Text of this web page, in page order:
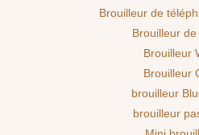
Brouilleur de
Brouilleur
Brouilleur
Brouilleur
brouilleur
brouilleur